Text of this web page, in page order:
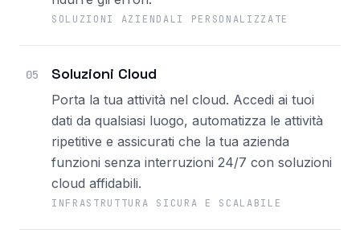
SOLUZIONI AZIENDALI PERSONALIZZATE
05 Soluzioni Cloud
Porta la tua attività nel cloud. Accedi ai tuoi
dati da qualsiasi luogo, automatizza le attività
ripetitive e assicurati che la tua azienda
funzioni senza interruzioni 24/7 con soluzioni
cloud affidabili.
INFRASTRUTTURA SICURA E SCALABILE